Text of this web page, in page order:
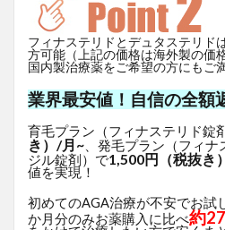
フィナステリドとデュタステリド
方可能（上記の価格は海外製の価
国内製治療薬をご希望の方にもご
業界最安値！自信の全額
育毛プラン（フィナステリド錠
き）/月~ 、発毛プラン（フィ
ジル錠剤）で1,500円（税抜き
値を実現！
初めてのAGA治療が不安でお試
か月分のみお薬購入に比べ約